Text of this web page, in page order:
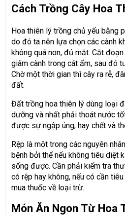
Cách Trồng Cây Hoa
Hoa thiên lý trồng chủ yếu bằng
do đó ta nên lựa chọn các cành
không quá non, đủ mắt. Cắt
giâm cành trong cát ẩm, sau đó
Chờ một thời gian thì cây ra rễ,
đất.
Đất trồng hoa thiên lý dùng loại
dưỡng và nhất phải thoát nước
được sự ngập úng, hay chết và
Rệp là một trong các nguyên
bệnh bởi thế nếu không tiêu diệt
sống được. Cần phải kiểm tra
có rệp hay không, nếu có cần
mua thuốc về loại trừ.
Món Ăn Ngon Từ Hoa